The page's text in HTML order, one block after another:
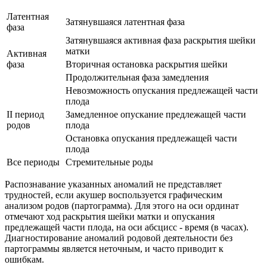
Латентная
фаза
Затянувшаяся латентная фаза
Активная
фаза
Затянувшаяся активная фаза раскрытия шейки
матки
Вторичная остановка раскрытия шейки
Продолжительная фаза замедления
II период
родов
Невозможность опускания предлежащей части
плода
Замедленное опускание предлежащей части
плода
Остановка опускания предлежащей части
плода
Все периоды Стремительные роды
Распознавание указанных аномалий не представляет
трудностей, если акушер воспользуется графическим
анализом родов (партограмма). Для этого на оси ординат
отмечают ход раскрытия шейки матки и опускания
предлежащей части плода, на оси абсцисс - время (в часах).
Диагностирование аномалий родовой деятельности без
партограммы является неточным, и часто приводит к
ошибкам.